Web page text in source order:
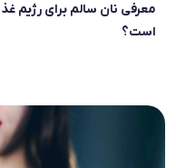
معرفی نان سالم برای رژیم
است؟